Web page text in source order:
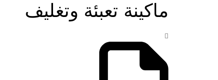
ماكينة تعبئة وتغليف